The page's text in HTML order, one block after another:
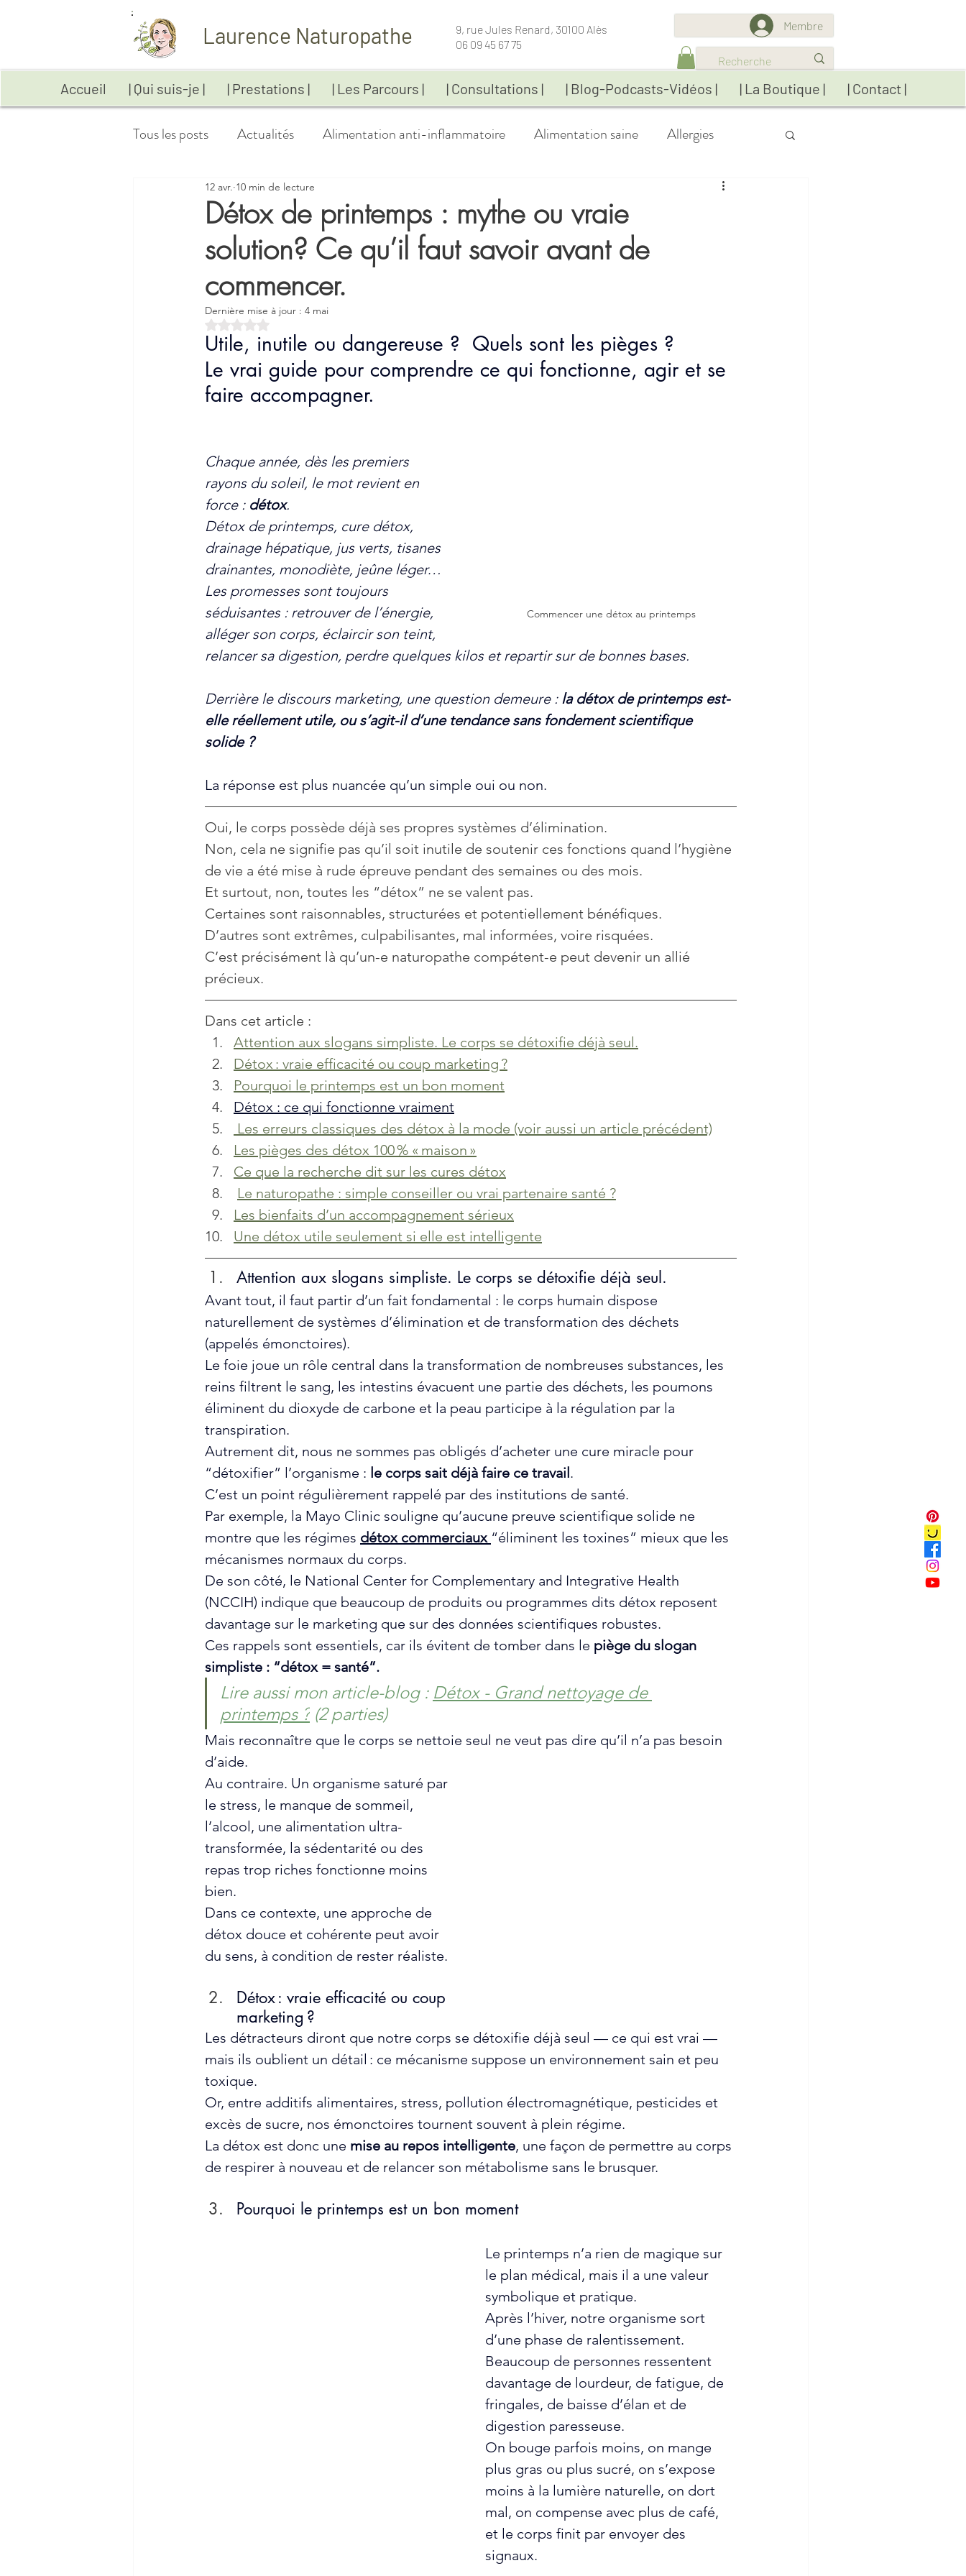
Membre
Laurence Naturopathe
9, rue Jules Renard, 30100 Alès
06 09 45 67 75
Accueil | Qui suis-je | | Prestations | | Les Parcours | | Consultations | | Blog-Podcasts-Vidéos | | La Boutique | | Contact |
Tous les posts Actualités Alimentation anti-inflammatoire Alimentation saine Allergies
Aromathérapie Détox
Digestion Emotions Fatigue Gestion du poids Immunité Infos-pratiques
Maladies auto-immunes Maladies chroniques
Sommeil Stress Vie-quotidienne Prévention Sans gluten Psychologie Femmes
Détox de printemps : mythe ou vraie
solution? Ce qu’il faut savoir avant de
commencer.
12 avr. 10 min de lecture
Dernière mise à jour : 4 mai
Noté NaN étoiles sur 5.
Utile, inutile ou dangereuse ?  Quels sont les pièges ?
Le vrai guide pour comprendre ce qui fonctionne, agir et se
faire accompagner.
Commencer une détox au printemps
Chaque année, dès les premiers
rayons du soleil, le mot revient en
force : détox.
Détox de printemps, cure détox,
drainage hépatique, jus verts, tisanes
drainantes, monodiète, jeûne léger…
Les promesses sont toujours
séduisantes : retrouver de l’énergie,
alléger son corps, éclaircir son teint,
relancer sa digestion, perdre quelques kilos et repartir sur de bonnes bases.
Derrière le discours marketing, une question demeure : la détox de printemps est-
elle réellement utile, ou s’agit-il d’une tendance sans fondement scientifique
solide ?
La réponse est plus nuancée qu’un simple oui ou non.
Oui, le corps possède déjà ses propres systèmes d’élimination.
Non, cela ne signifie pas qu’il soit inutile de soutenir ces fonctions quand l’hygiène
de vie a été mise à rude épreuve pendant des semaines ou des mois.
Et surtout, non, toutes les “détox” ne se valent pas.
Certaines sont raisonnables, structurées et potentiellement bénéfiques.
D’autres sont extrêmes, culpabilisantes, mal informées, voire risquées.
C’est précisément là qu’un-e naturopathe compétent-e peut devenir un allié
précieux.
Dans cet article :
Attention aux slogans simpliste. Le corps se détoxifie déjà seul.
Détox : vraie efficacité ou coup marketing ?
Pourquoi le printemps est un bon moment
Détox : ce qui fonctionne vraiment
Les erreurs classiques des détox à la mode (voir aussi un article précédent)
Les pièges des détox 100 % « maison »
Ce que la recherche dit sur les cures détox
Le naturopathe : simple conseiller ou vrai partenaire santé ?
Les bienfaits d’un accompagnement sérieux
Une détox utile seulement si elle est intelligente
Attention aux slogans simpliste. Le corps se détoxifie déjà seul.
Avant tout, il faut partir d’un fait fondamental : le corps humain dispose
naturellement de systèmes d’élimination et de transformation des déchets
(appelés émonctoires).
Le foie joue un rôle central dans la transformation de nombreuses substances, les
reins filtrent le sang, les intestins évacuent une partie des déchets, les poumons
éliminent du dioxyde de carbone et la peau participe à la régulation par la
transpiration.
Autrement dit, nous ne sommes pas obligés d’acheter une cure miracle pour
“détoxifier” l’organisme : le corps sait déjà faire ce travail.
C’est un point régulièrement rappelé par des institutions de santé.
Par exemple, la Mayo Clinic souligne qu’aucune preuve scientifique solide ne
montre que les régimes détox commerciaux “éliminent les toxines” mieux que les
mécanismes normaux du corps.
De son côté, le National Center for Complementary and Integrative Health
(NCCIH) indique que beaucoup de produits ou programmes dits détox reposent
davantage sur le marketing que sur des données scientifiques robustes.
Ces rappels sont essentiels, car ils évitent de tomber dans le piège du slogan
simpliste : “détox = santé”.
Lire aussi mon article-blog : Détox - Grand nettoyage de
printemps ? (2 parties)
Mais reconnaître que le corps se nettoie seul ne veut pas dire qu’il n’a pas besoin
d’aide.
Au contraire. Un organisme saturé par
le stress, le manque de sommeil,
l’alcool, une alimentation ultra-
transformée, la sédentarité ou des
repas trop riches fonctionne moins
bien.
Dans ce contexte, une approche de
détox douce et cohérente peut avoir
du sens, à condition de rester réaliste.
Détox : vraie efficacité ou coup
marketing ?
Les détracteurs diront que notre corps se détoxifie déjà seul — ce qui est vrai —
mais ils oublient un détail : ce mécanisme suppose un environnement sain et peu
toxique.
Or, entre additifs alimentaires, stress, pollution électromagnétique, pesticides et
excès de sucre, nos émonctoires tournent souvent à plein régime.
La détox est donc une mise au repos intelligente, une façon de permettre au corps
de respirer à nouveau et de relancer son métabolisme sans le brusquer.
Pourquoi le printemps est un bon moment
Le printemps n’a rien de magique sur
le plan médical, mais il a une valeur
symbolique et pratique.
Après l’hiver, notre organisme sort
d’une phase de ralentissement.
Beaucoup de personnes ressentent
davantage de lourdeur, de fatigue, de
fringales, de baisse d’élan et de
digestion paresseuse.
On bouge parfois moins, on mange
plus gras ou plus sucré, on s’expose
moins à la lumière naturelle, on dort
mal, on compense avec plus de café,
et le corps finit par envoyer des
signaux.